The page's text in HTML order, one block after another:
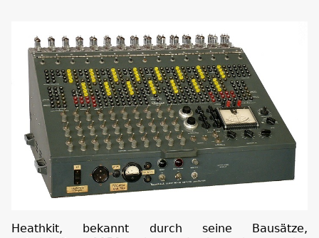
Heathkit, bekannt durch seine Bausätze,